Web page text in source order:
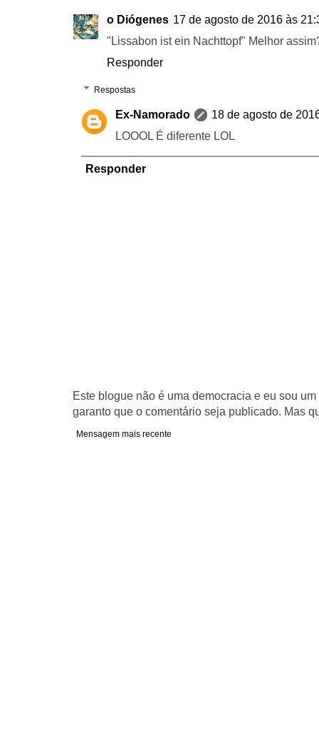
o Diógenes 17 de agosto de 2016 às
"Lissabon ist ein Nachttopf" Melhor
Responder
Respostas
Ex-Namorado
18 de agosto de
LOOOL É diferente LOL
Responder
Este blogue não é uma democracia e eu sou
garanto que o comentário seja publicado. Mas
Mensagem mais recente